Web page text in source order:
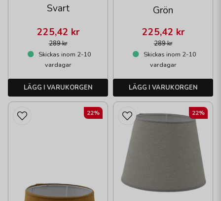
Svart
289 kr
225,42 kr
Skickas inom 2-10
vardagar
LÄGG I VARUKORGEN
Grön
289 kr
225,42 kr
Skickas inom 2-10
vardagar
LÄGG I VARUKORGEN
22% 22%